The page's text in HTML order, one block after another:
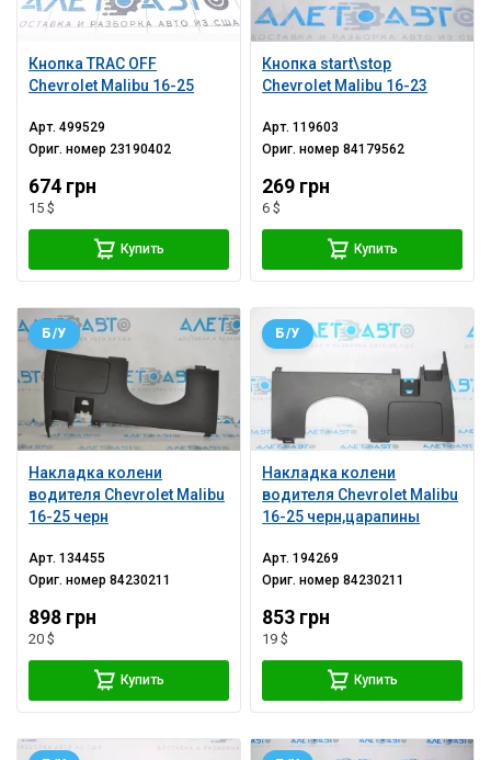
Кнопка TRAC OFF
Chevrolet Malibu 16-25
Арт.499529
Ориг. номер 23190402
674 грн
15 $
Купить
Кнопка start\stop
Chevrolet Malibu 16-23
Арт.119603
Ориг. номер84179562
269 грн
6 $
Купить
Накладка колени
водителя Chevrolet Malibu
16-25 черн
Б/У
Арт.134455
Ориг. номер84230211
898 грн
20 $
Купить
Накладка колени
водителя Chevrolet Malibu
16-25 черн,царапины
Б/У
Арт.194269
Ориг. номер84230211
853 грн
19 $
Купить